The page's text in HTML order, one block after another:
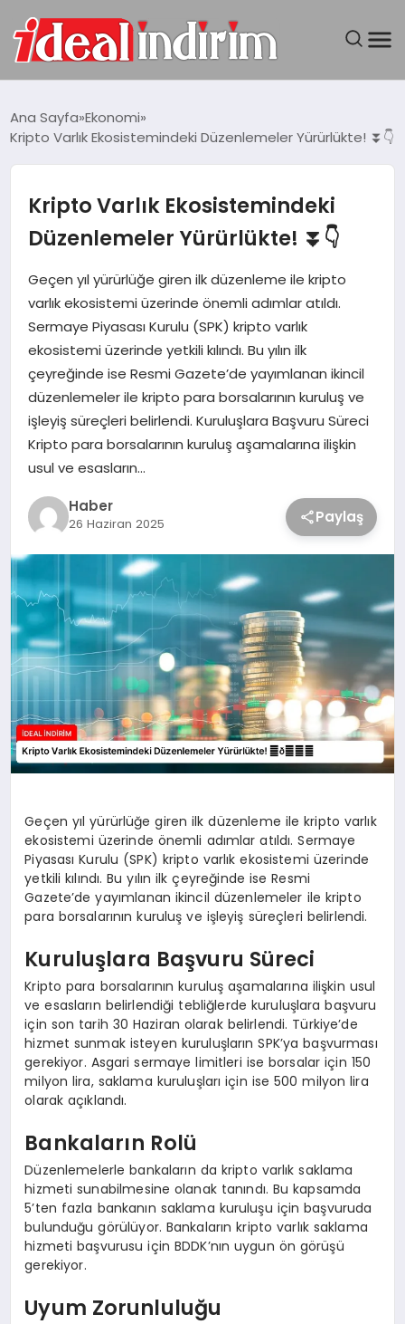
BILGISAYAR
DÜNYA
SEYAHAT
TEKNOLOJI
YAŞAM
Ana Sayfa Ekonomi
Kripto Varlık Ekosistemindeki Düzenlemeler Yürürlükte! ⏬👇
Kripto Varlık Ekosistemindeki
Düzenlemeler Yürürlükte! ⏬👇
Geçen yıl yürürlüğe giren ilk düzenleme ile kripto
varlık ekosistemi üzerinde önemli adımlar atıldı.
Sermaye Piyasası Kurulu (SPK) kripto varlık
ekosistemi üzerinde yetkili kılındı. Bu yılın ilk
çeyreğinde ise Resmi Gazete’de yayımlanan ikincil
düzenlemeler ile kripto para borsalarının kuruluş ve
işleyiş süreçleri belirlendi. Kuruluşlara Başvuru Süreci
Kripto para borsalarının kuruluş aşamalarına ilişkin
usul ve esasların…
Haber
26 Haziran 2025 Paylaş
Geçen yıl yürürlüğe giren ilk düzenleme ile kripto varlık
ekosistemi üzerinde önemli adımlar atıldı. Sermaye
Piyasası Kurulu (SPK) kripto varlık ekosistemi üzerinde
yetkili kılındı. Bu yılın ilk çeyreğinde ise Resmi
Gazete’de yayımlanan ikincil düzenlemeler ile kripto
para borsalarının kuruluş ve işleyiş süreçleri belirlendi.
Kuruluşlara Başvuru Süreci
Kripto para borsalarının kuruluş aşamalarına ilişkin usul
ve esasların belirlendiği tebliğlerde kuruluşlara başvuru
için son tarih 30 Haziran olarak belirlendi. Türkiye’de
hizmet sunmak isteyen kuruluşların SPK’ya başvurması
gerekiyor. Asgari sermaye limitleri ise borsalar için 150
milyon lira, saklama kuruluşları için ise 500 milyon lira
olarak açıklandı.
Bankaların Rolü
Düzenlemelerle bankaların da kripto varlık saklama
hizmeti sunabilmesine olanak tanındı. Bu kapsamda
5’ten fazla bankanın saklama kuruluşu için başvuruda
bulunduğu görülüyor. Bankaların kripto varlık saklama
hizmeti başvurusu için BDDK’nın uygun ön görüşü
gerekiyor.
Uyum Zorunluluğu